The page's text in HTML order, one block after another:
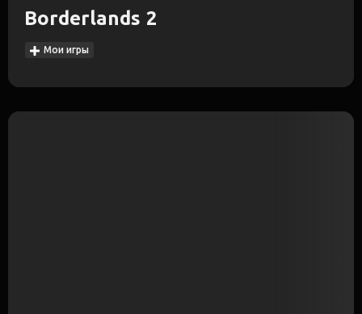
Borderlands 2
Мои игры